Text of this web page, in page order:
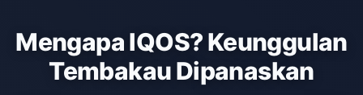
Mengapa IQOS? Keunggulan
Tembakau Dipanaskan